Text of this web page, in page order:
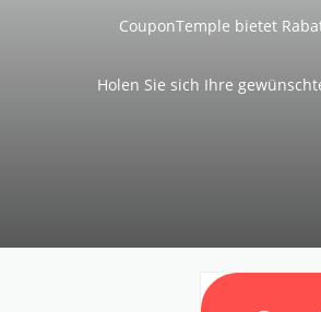
CouponTemple bietet
Holen Sie sich Ihre